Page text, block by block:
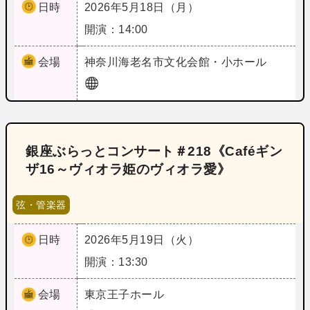
日時
2026年5月18日（月）
開演：14:00
会場 神奈川海老名市文化会館・小ホール
銀座ぶらっとコンサート＃218《Caféギン
ザ16～ヴィオラ姫のヴィオラ愛》
弦・管楽器
日時
2026年5月19日（火）
開演：13:30
会場 東京王子ホール